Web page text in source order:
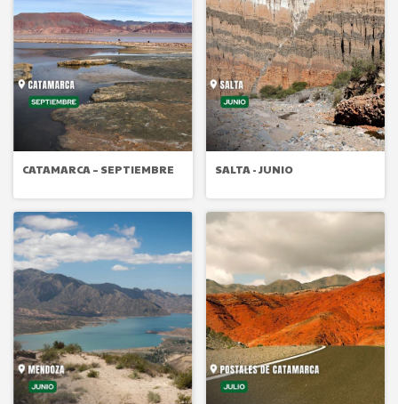
CATAMARCA – SEPTIEMBRE SALTA - JUNIO